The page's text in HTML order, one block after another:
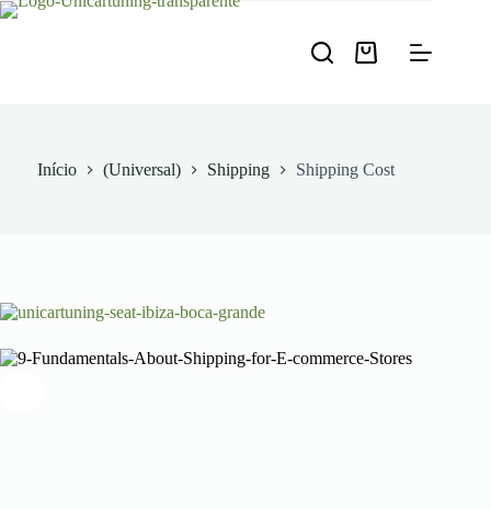
Pular
Carrinho
Início (Universal) Shipping Shipping Cost